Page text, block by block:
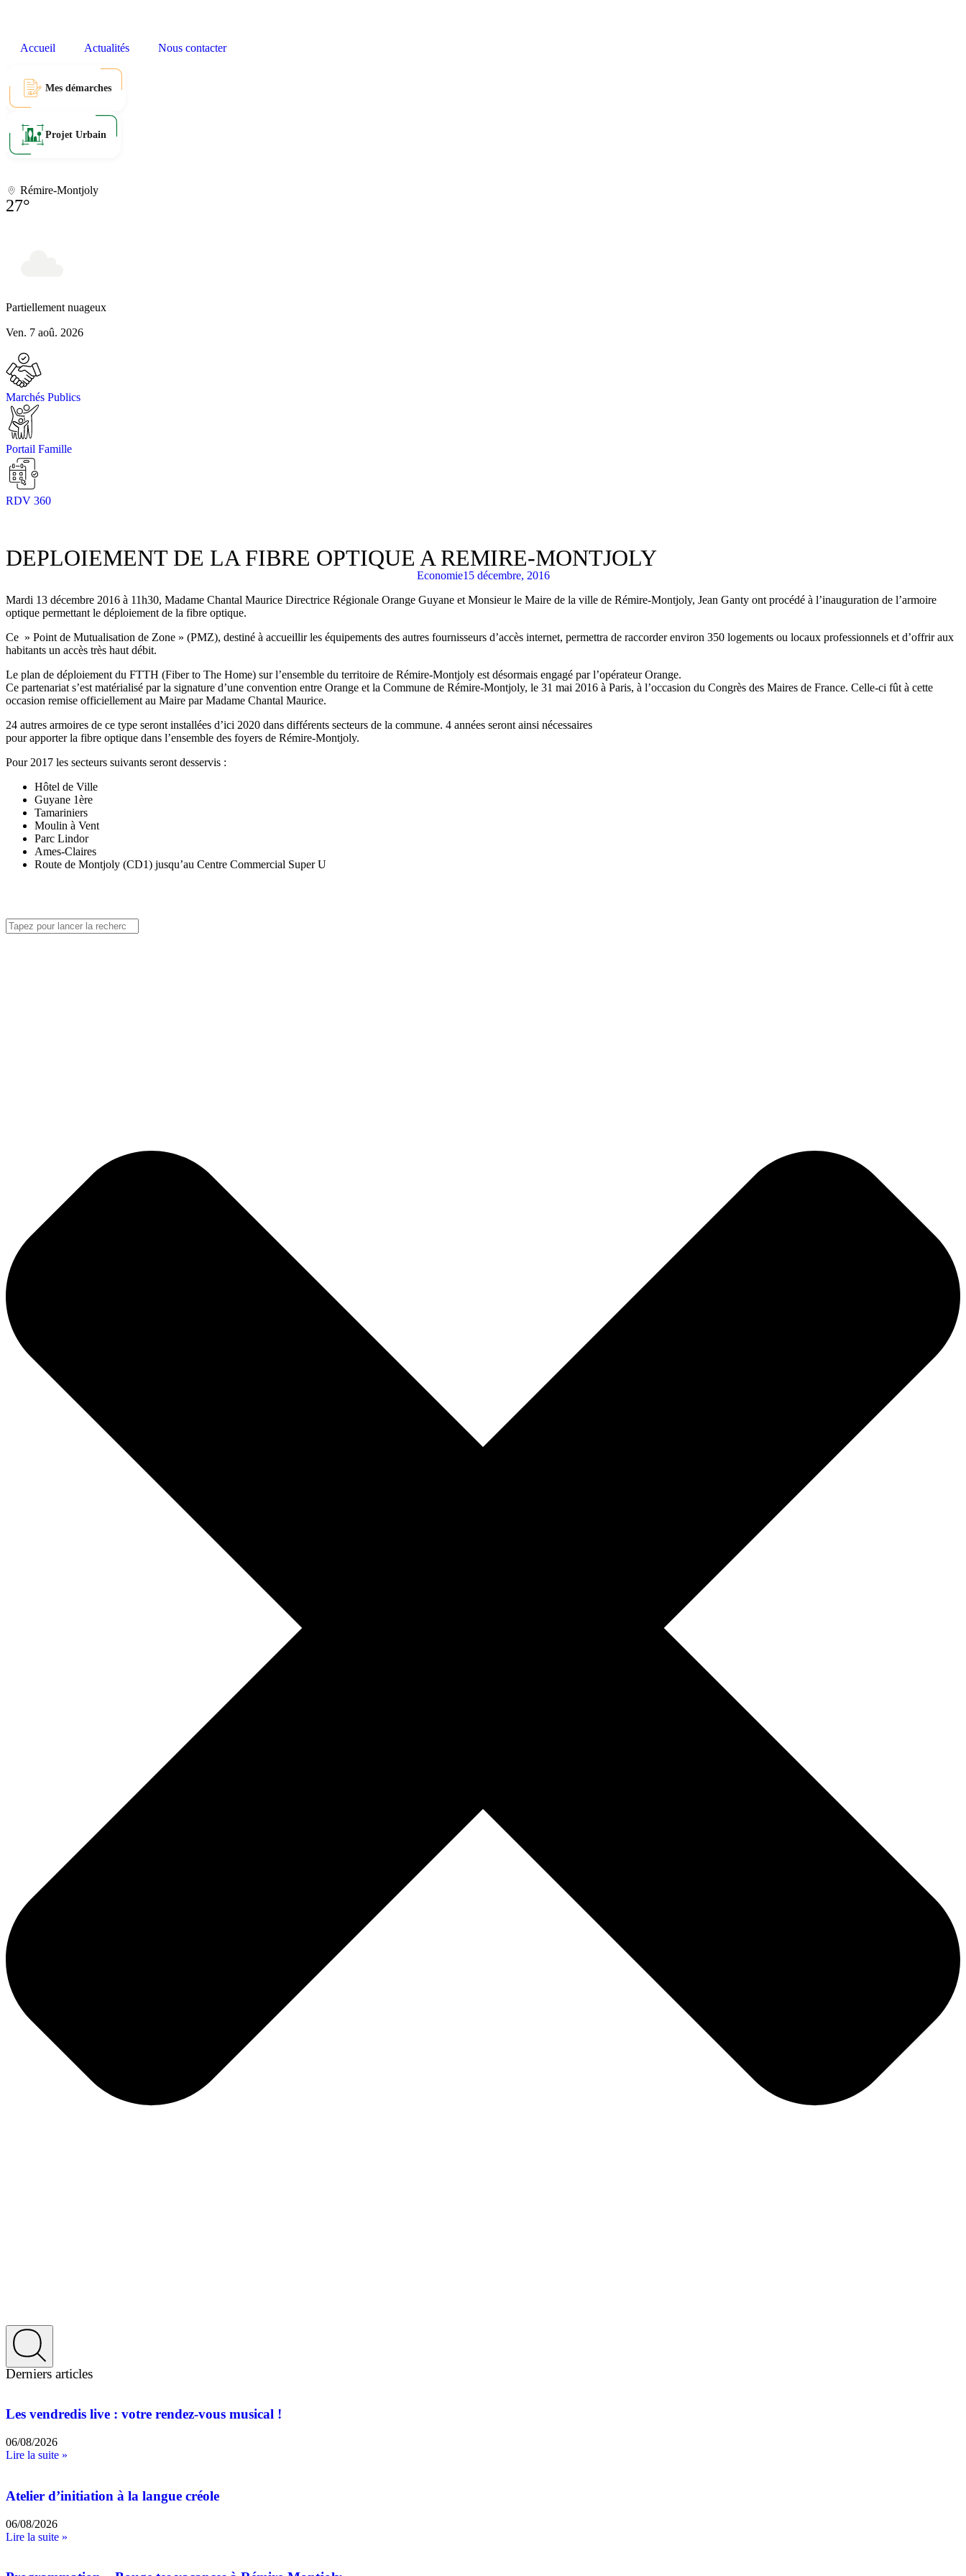
Accueil Actualités Nous contacter
Mes démarches
Projet Urbain
Rémire-Montjoly
27°
Partiellement nuageux
Ven. 7 aoû. 2026
Marchés Publics
Portail Famille
RDV 360
DEPLOIEMENT DE LA FIBRE OPTIQUE A REMIRE-MONTJOLY
Economie15 décembre, 2016
Mardi 13 décembre 2016 à 11h30, Madame Chantal Maurice Directrice Régionale Orange Guyane et Monsieur le Maire de la ville de Rémire-Montjoly, Jean Ganty ont procédé à l’inauguration de l’armoire
optique permettant le déploiement de la fibre optique.
Ce » Point de Mutualisation de Zone » (PMZ), destiné à accueillir les équipements des autres fournisseurs d’accès internet, permettra de raccorder environ 350 logements ou locaux professionnels et d’offrir aux
habitants un accès très haut débit.
Le plan de déploiement du FTTH (Fiber to The Home) sur l’ensemble du territoire de Rémire-Montjoly est désormais engagé par l’opérateur Orange.
Ce partenariat s’est matérialisé par la signature d’une convention entre Orange et la Commune de Rémire-Montjoly, le 31 mai 2016 à Paris, à l’occasion du Congrès des Maires de France. Celle-ci fût à cette
occasion remise officiellement au Maire par Madame Chantal Maurice.
24 autres armoires de ce type seront installées d’ici 2020 dans différents secteurs de la commune. 4 années seront ainsi nécessaires
pour apporter la fibre optique dans l’ensemble des foyers de Rémire-Montjoly.
Pour 2017 les secteurs suivants seront desservis :
Hôtel de Ville
Guyane 1ère
Tamariniers
Moulin à Vent
Parc Lindor
Ames-Claires
Route de Montjoly (CD1) jusqu’au Centre Commercial Super U
Derniers articles
Les vendredis live : votre rendez-vous musical !
06/08/2026
Lire la suite »
Atelier d’initiation à la langue créole
06/08/2026
Lire la suite »